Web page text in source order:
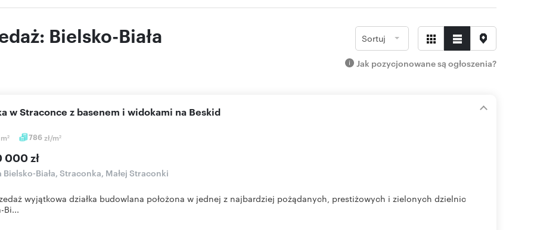
Bielsko-Biała Sortuj
Jak pozycjonowane są ogłoszenia?
m2 786zł/m2
w Straconce z basenem i widokami na Beskid
000 zł
Bielsko-Biała, Straconka, Małej Straconki
wyjątkowa działka budowlana położona w jednej z najbardziej pożądanych, prestiżowych i zielonych dzielnic
Bi...